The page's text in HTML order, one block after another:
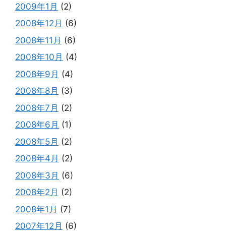
2009年1月 (2)
2008年12月 (6)
2008年11月 (6)
2008年10月 (4)
2008年9月 (4)
2008年8月 (3)
2008年7月 (2)
2008年6月 (1)
2008年5月 (2)
2008年4月 (2)
2008年3月 (6)
2008年2月 (2)
2008年1月 (7)
2007年12月 (6)